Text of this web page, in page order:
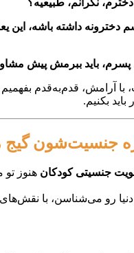
دخترونه داشته باشه، این
باید ببرمش پیش
با آرامش، قدم‌به‌قدم
بکنیم.
جنسیت‌شون
جنسیتی کودکان هنوز
دنیا رو می‌شناسن، با